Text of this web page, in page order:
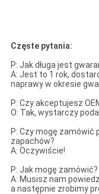
Częste pytania:
P: Jak długa jest
A: Jest to 1 rok,
naprawy w okresie
P: Czy akceptujesz
O: Tak, wystarczy
P: Czy mogę zamówić
zapachów?
A: Oczywiście!
P: Jak mogę zamówić?
A: Musisz nam
a następnie zrobimy